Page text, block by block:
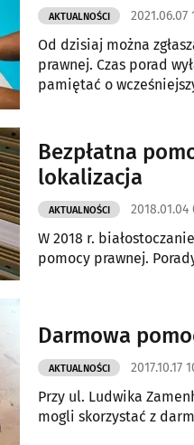
AKTUALNOŚCI 2021.06.07
Od dzisiaj można
prawnej. Czas porad
pamiętać o
Bezpłatna
lokalizacja
AKTUALNOŚCI 2018.01.04
W 2018 r.
pomocy prawnej.
Darmowa
AKTUALNOŚCI 2017.10.17
Przy ul. Ludwika
mogli skorzystać z